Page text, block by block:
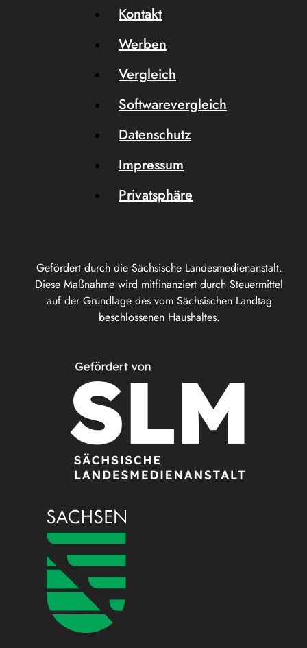
Gefördert durch die Sächsische Landesmedienanstalt.
Diese Maßnahme wird mitfinanziert durch Steuermittel
auf der Grundlage des vom Sächsischen Landtag
beschlossenen Haushaltes.
Kontakt
Werben
Vergleich
Softwarevergleich
Datenschutz
Impressum
Privatsphäre